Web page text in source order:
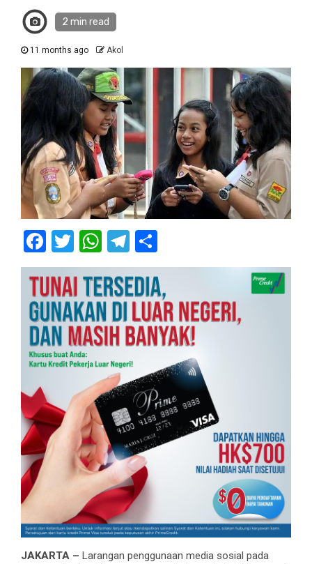
2 min read
11 months ago Akol
Facebook
Twitter
WhatsApp
Telegram
JAKARTA – Larangan penggunaan media sosial pada